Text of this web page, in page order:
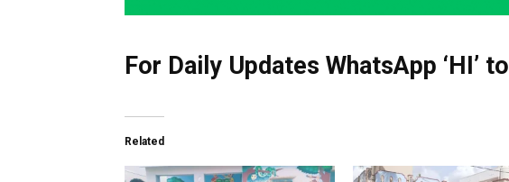
For Daily Updates WhatsApp ‘HI’ to
Related